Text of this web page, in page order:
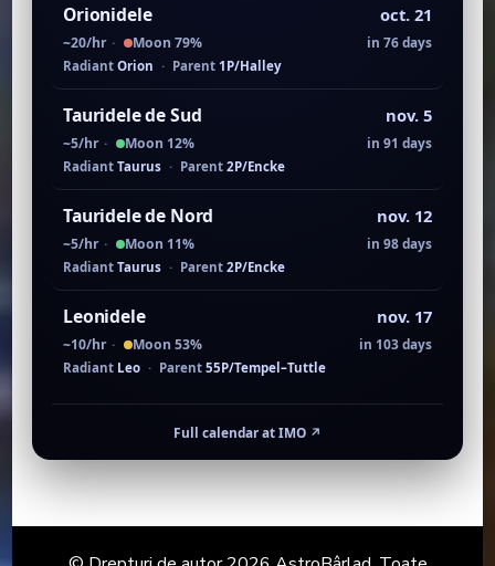
Orionidele oct. 21
~20/hr · Moon 79% in 76 days
Radiant Orion · Parent 1P/Halley
Tauridele de Sud nov. 5
~5/hr · Moon 12% in 91 days
Radiant Taurus · Parent 2P/Encke
Tauridele de Nord nov. 12
~5/hr · Moon 11% in 98 days
Radiant Taurus · Parent 2P/Encke
Leonidele nov. 17
~10/hr · Moon 53% in 103 days
Radiant Leo · Parent 55P/Tempel–Tuttle
Full calendar at IMO ↗